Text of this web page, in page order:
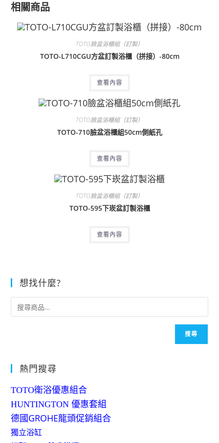
相關商品
TOTO臉盆浴櫃組（訂製）
TOTO-L710CGU方盆訂製浴櫃（拼接）-80cm
查看內容
TOTO臉盆浴櫃組（訂製）
TOTO-710臉盆浴櫃組50cm側紙孔
查看內容
TOTO臉盆浴櫃組（訂製）
TOTO-595下崁盆訂製浴櫃
查看內容
想找什麼?
搜尋
熱門搜尋
TOTO衛浴優惠組合
HUNTINGTON 優惠套組
德國GROHE龍頭促銷組合
獨立浴缸